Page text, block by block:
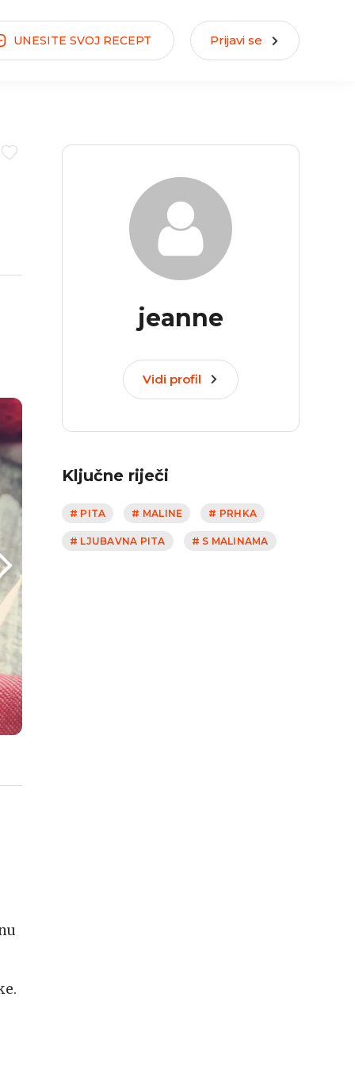
UNESITE SVOJ RECEPT Prijavi se
jeanne
Vidi profil
Ključne riječi
# PITA # MALINE # PRHKA
# LJUBAVNA PITA # S MALINAMA